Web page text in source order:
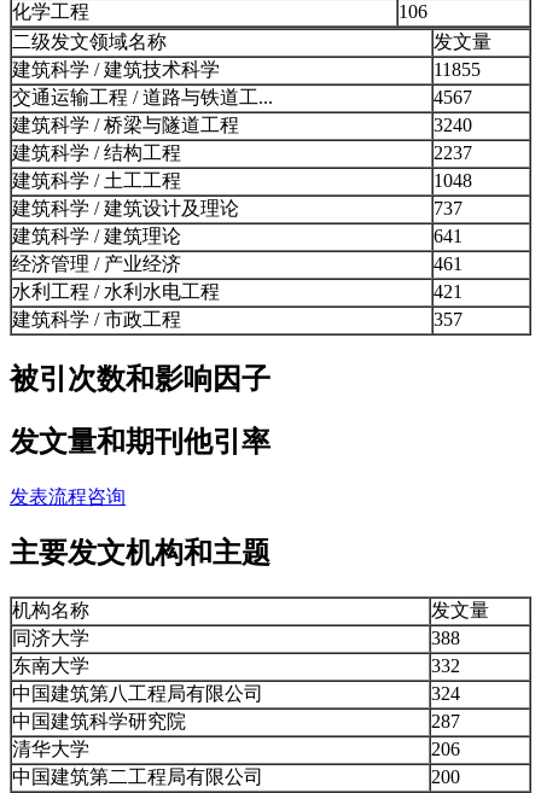
化学工程
106
二级发文领域名称
发文量
建筑科学 / 建筑技术科学
11855
交通运输工程 / 道路与铁道工...
4567
建筑科学 / 桥梁与隧道工程
3240
建筑科学 / 结构工程
2237
建筑科学 / 土工工程
1048
建筑科学 / 建筑设计及理论
737
建筑科学 / 建筑理论
641
经济管理 / 产业经济
461
水利工程 / 水利水电工程
421
建筑科学 / 市政工程
357
被引次数和影响因子
发文量和期刊他引率
发表流程咨询
主要发文机构和主题
机构名称
发文量
同济大学
388
东南大学
332
中国建筑第八工程局有限公司
324
中国建筑科学研究院
287
清华大学
206
中国建筑第二工程局有限公司
200